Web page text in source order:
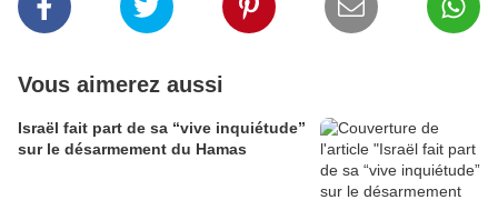
Vous aimerez aussi
Israël fait part de sa “vive inquiétude”
sur le désarmement du Hamas